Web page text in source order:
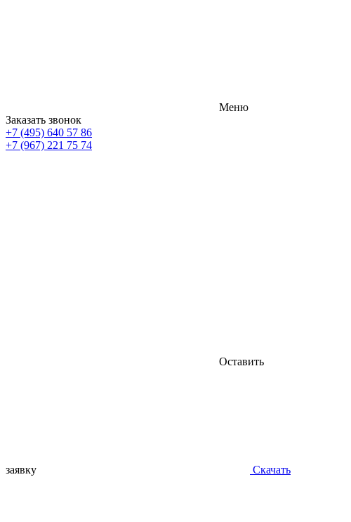
Меню
Заказать звонок
+7 (495) 640 57 86
+7 (967) 221 75 74
Оставить
заявку Скачать